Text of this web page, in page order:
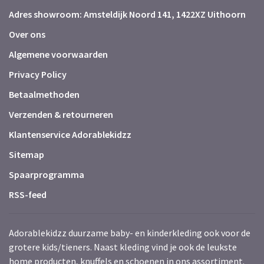
Adres showroom: Amsteldijk Noord 141, 1422XZ Uithoorn
Over ons
Algemene voorwaarden
Privacy Policy
Betaalmethoden
Verzenden & retourneren
Klantenservice Adorablekidzz
Sitemap
Spaarprogramma
RSS-feed
Adorablekidzz duurzame baby- en kinderkleding ook voor de
grotere kids/tieners. Naast kleding vind je ook de leukste
home producten, knuffels en schoenen in ons assortiment.